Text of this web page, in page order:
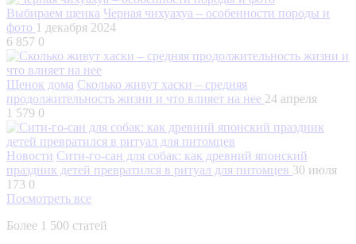
Выбираем щенка Черная чихуахуа – особенности породы и
фото 1 декабря 2024
6 857 0
Щенок дома Сколько живут хаски – средняя
продолжительность жизни и что влияет на нее 24 апреля
1 579 0
Новости Сити-го-сан для собак: как древний японский
праздник детей превратился в ритуал для питомцев 30 июля
173 0
Посмотреть все
Более 1 500 статей